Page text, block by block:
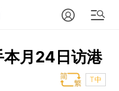
本月24日访港
T中